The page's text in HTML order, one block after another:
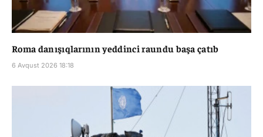
Roma danışıqlarının yeddinci raundu başa çatıb
6 Avqust 2026 18:18